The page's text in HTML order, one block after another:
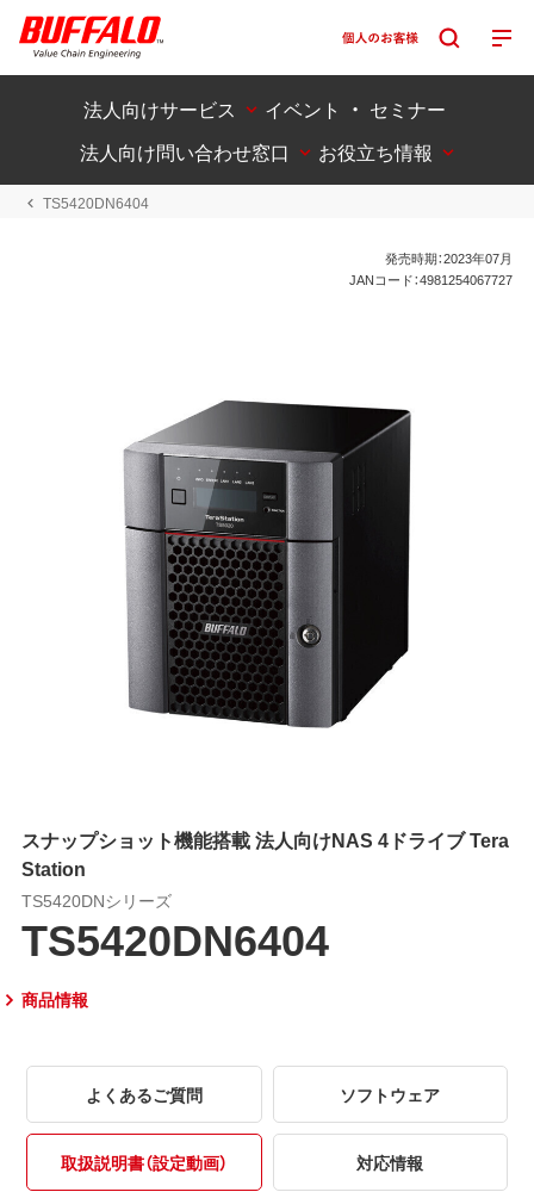
法人向けサービス
イベント ・ セミナー
法人向け問い合わせ窓口
お役立ち情報
TS5420DN6404
発売時期：2023年07月
JANコード：4981254067727
スナップショット機能搭載 法人向けNAS 4ドライブ Tera
Station
TS5420DNシリーズ
TS5420DN6404
商品情報
よくあるご質問 ソフトウェア
取扱説明書（設定動画） 対応情報